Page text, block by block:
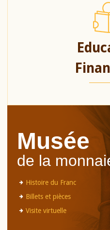
Musée
de la
Histoire du Franc
Billets et pièces
Visite virtuelle